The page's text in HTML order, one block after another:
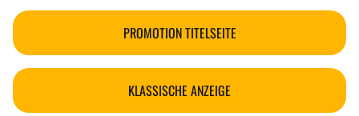
PROMOTION TITELSEITE
KLASSISCHE ANZEIGE